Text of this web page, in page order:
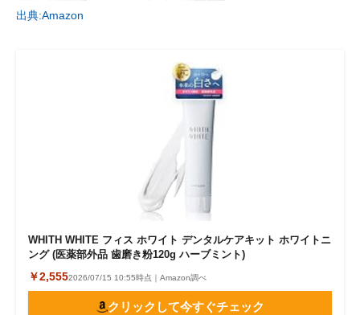
出典:Amazon
WHITH WHITE フィス ホワイト デンタルケアキット ホワイトニ
ング (医薬部外品 歯磨き粉120g ハーブミント)
￥2,5552026/07/15 10:55時点｜Amazon調べ
クリックして今すぐチェック